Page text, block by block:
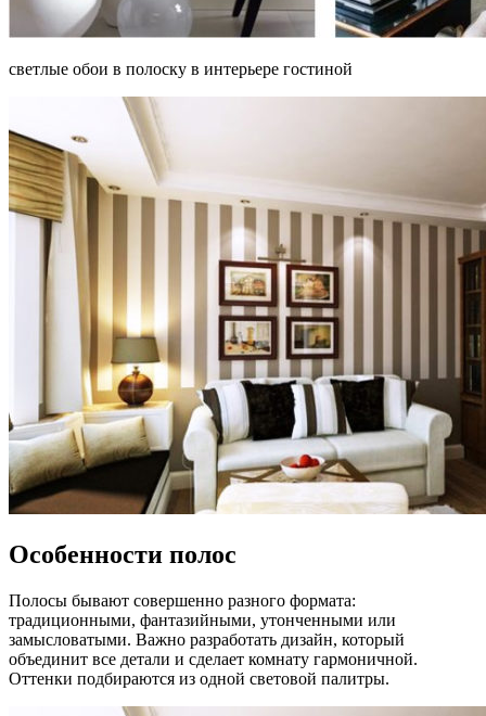
светлые обои в полоску в интерьере гостиной
Особенности полос
Полосы бывают совершенно разного формата:
традиционными, фантазийными, утонченными или
замысловатыми. Важно разработать дизайн, который
объединит все детали и сделает комнату гармоничной.
Оттенки подбираются из одной световой палитры.